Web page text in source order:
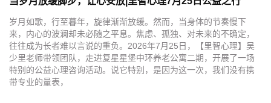
当岁月放缓脚步，让心安放|里智心理7月25日公益之行
岁月如歌，行至暮年，旋律渐渐放缓。然而，当身体的节奏慢下
来，内心的波澜却未必随之平息。焦虑、孤独、对未来的不确定，
往往成为长者难以言说的重负。2026年7月25日，【里智心理】吴
少里老师带领团队，走进复星星堡中环养老公寓二期，开展了一场
特别的公益心理咨询活动。说它特别，是因为这一次，我们没有携
带专业的量表，